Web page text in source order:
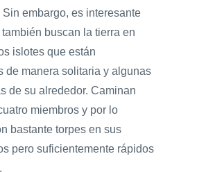
embargo, es interesante
buscan la tierra en
islotes que están
de manera solitaria y algunas
de su alrededor. Caminan
miembros y por lo
bastante torpes en sus
pero suficientemente rápidos